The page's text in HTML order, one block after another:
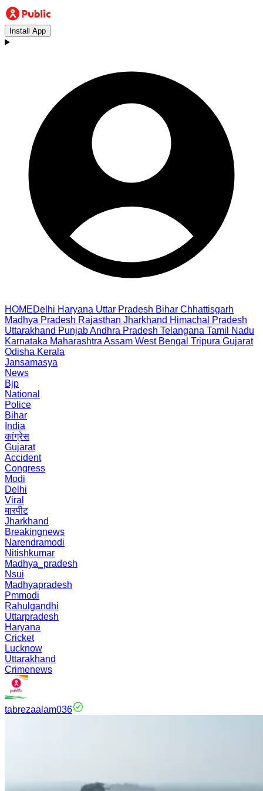
Install App
HOMEDelhi Haryana Uttar Pradesh Bihar Chhattisgarh
Madhya Pradesh Rajasthan Jharkhand Himachal Pradesh
Uttarakhand PunjabAndhra Pradesh Telangana Tamil Nadu
Karnataka Maharashtra Assam West Bengal Tripura Gujarat
Odisha Kerala
Jansamasya
News
Bjp
National
Police
Bihar
India
कांग्रेस
Gujarat
Accident
Congress
Modi
Delhi
Viral
मारपीट
Jharkhand
Breakingnews
Narendramodi
Nitishkumar
Madhya_pradesh
Nsui
Madhyapradesh
Pmmodi
Rahulgandhi
Uttarpradesh
Haryana
Cricket
Lucknow
Uttarakhand
Crimenews
tabrezaalam036